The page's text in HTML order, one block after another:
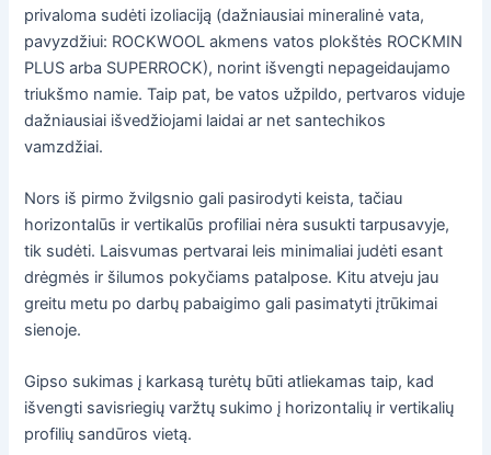
privaloma sudėti izoliaciją (dažniausiai mineralinė vata,
pavyzdžiui: ROCKWOOL akmens vatos plokštės ROCKMIN
PLUS arba SUPERROCK), norint išvengti nepageidaujamo
triukšmo namie. Taip pat, be vatos užpildo, pertvaros viduje
dažniausiai išvedžiojami laidai ar net santechikos
vamzdžiai.
Nors iš pirmo žvilgsnio gali pasirodyti keista, tačiau
horizontalūs ir vertikalūs profiliai nėra susukti tarpusavyje,
tik sudėti. Laisvumas pertvarai leis minimaliai judėti esant
drėgmės ir šilumos pokyčiams patalpose. Kitu atveju jau
greitu metu po darbų pabaigimo gali pasimatyti įtrūkimai
sienoje.
Gipso sukimas į karkasą turėtų būti atliekamas taip, kad
išvengti savisriegių varžtų sukimo į horizontalių ir vertikalių
profilių sandūros vietą.